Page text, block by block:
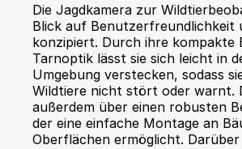
Die Jagdkamera zur
Blick auf Benutzerfreundlichkeit
konzipiert. Durch ihre kompakte
Tarnoptik lässt sie sich leicht in
Umgebung verstecken, sodass
Wildtiere nicht stört oder warnt.
außerdem über einen robusten
der eine einfache Montage an
Oberflächen ermöglicht. Darüber